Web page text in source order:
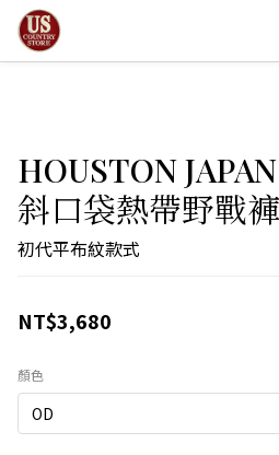
HOUSTON
斜口袋熱帶野戰
初代平布紋款式
NT$3,680
顏色